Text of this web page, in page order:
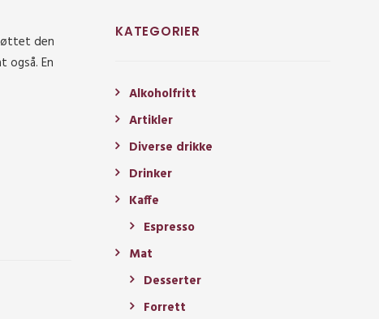
den
En
KATEGORIER
Alkoholfritt
Artikler
Diverse drikke
Drinker
Kaffe
Espresso
Mat
Desserter
Forrett